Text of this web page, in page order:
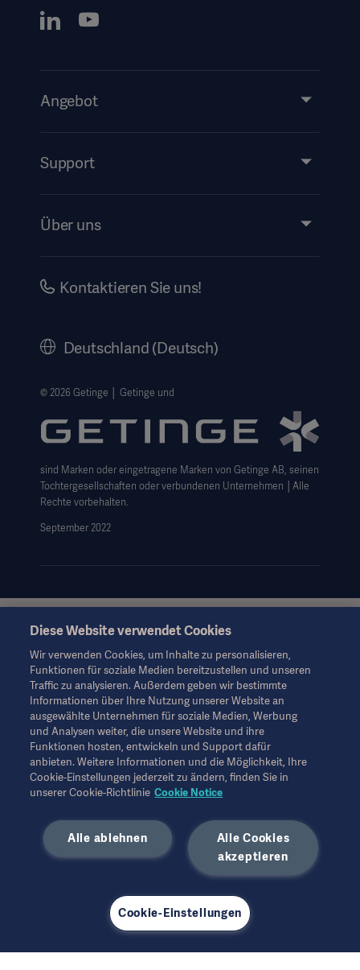
Angebot
Services
Support
Über uns
Investors
Rechtlicher Hinweis
Getinge Datenschutzbereich
Haftungsausschluss Website-Nutzung
Cookie-Hinweis
AGB
Data Subject Request Form
Kontaktieren Sie uns!
Deutschland (Deutsch)
© 2026 Getinge │ Getinge und
sind Marken oder eingetragene Marken von Getinge AB, seinen
Tochtergesellschaften oder verbundenen Unternehmen │Alle
Rechte vorbehalten.
September 2022
Diese Informationen richten sich ausschließlich an
dienen nur zu Informationszwecken, erheben keinen Anspruch
auf Vollständigkeit und sollten daher nicht als Ersatz für die
Gebrauchsanweisung, das Servicehandbuch oder
medizinischen Rat herangezogen werden. Getinge trägt keine
Verantwortung oder Haftung für Handlungen oder
Unterlassungen einer Partei, die auf diesem Material basiert und
Risiken trägt ausschließlich der Benutzer.
Möglicherweise sind die genannten Therapien, Lösungen oder
Produkte in Ihrem Land nicht verfügbar oder erlaubt. Ohne
Informationen weder ganz noch teilweise kopiert oder
verwendet werden.
Diese Informationen richten sich an ein internationales
ausschließlich die der Befragten und spiegeln nicht unbedingt
die Ansichten von Getinge wider.
Diese Website verwendet Cookies
Wir verwenden Cookies, um Inhalte zu personalisieren,
Funktionen für soziale Medien bereitzustellen und unseren
Traffic zu analysieren. Außerdem geben wir bestimmte
Informationen über Ihre Nutzung unserer Website an
ausgewählte Unternehmen für soziale Medien, Werbung
und Analysen weiter, die unsere Website und ihre
Funktionen hosten, entwickeln und Support dafür
anbieten. Weitere Informationen und die Möglichkeit, Ihre
Cookie-Einstellungen jederzeit zu ändern, finden Sie in
unserer Cookie-Richtlinie Cookie Notice
Alle Cookies
akzeptieren
Alle ablehnen
Cookie-Einstellungen